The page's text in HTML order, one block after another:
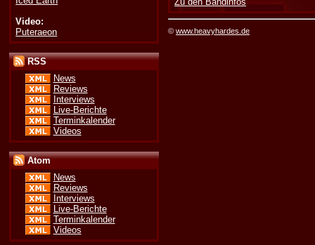
Video:
Puteraeon
RSS
News
Reviews
Interviews
Live-Berichte
Terminkalender
Videos
Atom
News
Reviews
Interviews
Live-Berichte
Terminkalender
Videos
©www.heavyhardes.de